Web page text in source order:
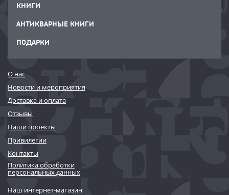
КНИГИ
АНТИКВАРНЫЕ КНИГИ
ПОДАРКИ
О нас
Новости и мероприятия
Доставка и оплата
Отзывы
Наши проекты
Привилегии
Контакты
Политика обработки
персональных данных
Наш интернет-магазин